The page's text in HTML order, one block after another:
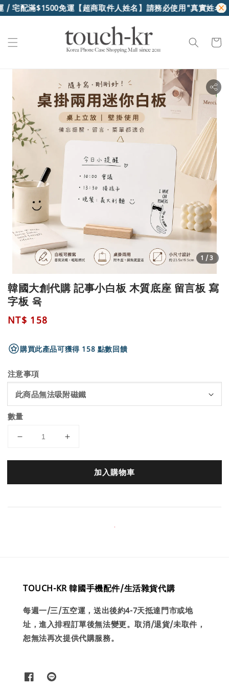
/ 宅配滿$1500免運【超商取件人姓名】請務必使用"真實姓名"
1 /3
韓國大創代購 記事小白板 木質底座 留言板 寫
字板 육
Regular
NT$ 158
購買此產品可獲得 158 點數回饋
注意事項
數量
加入購物車
TOUCH-KR 韓國手機配件/生活雜貨代購
每週一/三/五空運，送出後約4-7天抵達門市或地
址，進入排程訂單後無法變更。取消/退貨/未取件，
恕無法再次提供代購服務。